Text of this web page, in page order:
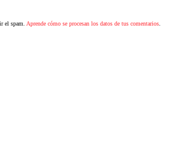
el spam. Aprende cómo se procesan los datos de tus comentarios.